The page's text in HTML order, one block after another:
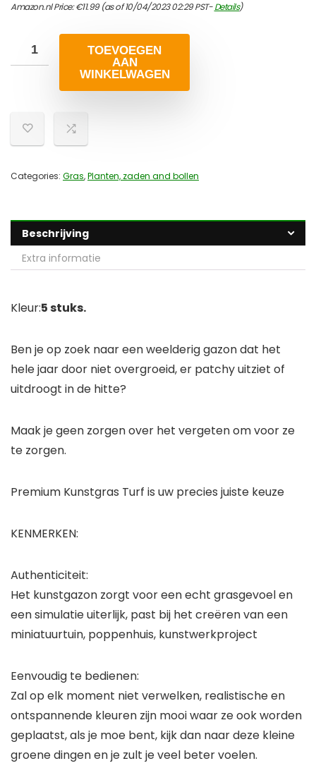
Amazon.nl Price:€11.99(as of 10/04/2023 02:29 PST-Details)
TOEVOEGEN
AAN
WINKELWAGEN
Categories: Gras,Planten, zaden and bollen
Beschrijving
Extra informatie
Kleur:5 stuks.
Ben je op zoek naar een weelderig gazon dat het
hele jaar door niet overgroeid, er patchy uitziet of
uitdroogt in de hitte?
Maak je geen zorgen over het vergeten om voor ze
te zorgen.
Premium Kunstgras Turf is uw precies juiste keuze
KENMERKEN:
Authenticiteit:
Het kunstgazon zorgt voor een echt grasgevoel en
een simulatie uiterlijk, past bij het creëren van een
miniatuurtuin, poppenhuis, kunstwerkproject
Eenvoudig te bedienen:
Zal op elk moment niet verwelken, realistische en
ontspannende kleuren zijn mooi waar ze ook worden
geplaatst, als je moe bent, kijk dan naar deze kleine
groene dingen en je zult je veel beter voelen.